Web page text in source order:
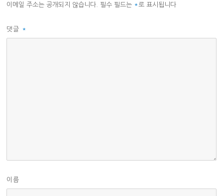
이메일 주소는 공개되지 않습니다. 필수 필드는 *로 표시됩니다
댓글 *
이름